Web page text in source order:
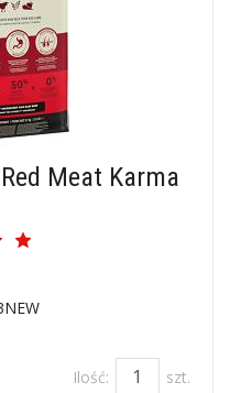
Meat Karma
Ilość:
szt.